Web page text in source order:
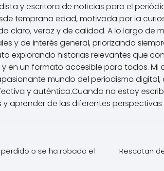
y escritora de noticias para el
temprana edad, motivada por la
claro, veraz y de calidad. A lo largo de
y de interés general, priorizando
explorando historias relevantes que
en un formato accesible para todos. Mi
mundo del periodismo
y auténtica.Cuando no estoy
aprender de las diferentes
o se ha robado el
Rescatan